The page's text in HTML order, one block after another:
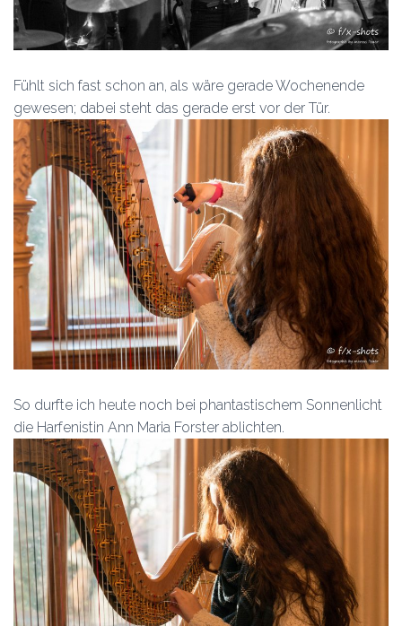
Fühlt sich fast schon an, als wäre gerade Wochenende
gewesen; dabei steht das gerade erst vor der Tür.
So durfte ich heute noch bei phantastischem Sonnenlicht
die Harfenistin Ann Maria Forster ablichten.